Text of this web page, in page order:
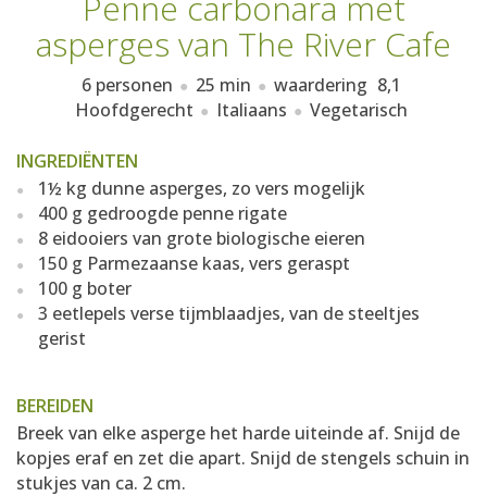
asperges van The River Cafe
6 personen 25 min waardering 8,1
Hoofdgerecht
Italiaans Vegetarisch
INGREDIËNTEN
1½ kg dunne asperges, zo vers mogelijk
400 g gedroogde penne rigate
8 eidooiers van grote biologische eieren
150 g Parmezaanse kaas, vers geraspt
100 g boter
3 eetlepels verse tijmblaadjes, van de steeltjes
gerist
BEREIDEN
Breek van elke asperge het harde uiteinde af. Snijd de
kopjes eraf en zet die apart. Snijd de stengels schuin in
stukjes van ca. 2 cm.